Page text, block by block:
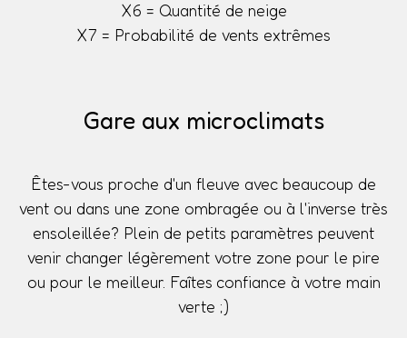
X6 = Quantité de neige
X7 = Probabilité de vents extrêmes
Gare aux microclimats
Êtes-vous proche d'un fleuve avec beaucoup de
vent ou dans une zone ombragée ou à l'inverse très
ensoleillée? Plein de petits paramètres peuvent
venir changer légèrement votre zone pour le pire
ou pour le meilleur. Faîtes confiance à votre main
verte ;)